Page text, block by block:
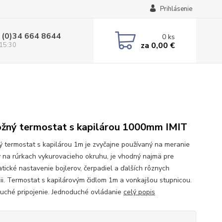
Prihlásenie
664 8644 0ks
za 0,00 €
termostat s kapilárou 1000mm IMIT
termostat s kapilárou 1m je zvyčajne používaný na meranie
rúrkach vykurovacieho okruhu, je vhodný najmä pre
nastavenie bojlerov, čerpadiel a ďalších rôznych
Termostat s kapilárovým čidlom 1m a vonkajšou stupnicou.
pripojenie. Jednoduché ovládanie celý popis